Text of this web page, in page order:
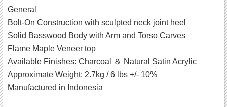
General
Bolt-On Construction with sculpted neck joint heel
Solid Basswood Body with Arm and Torso Carves
Flame Maple Veneer top
Available Finishes: Charcoal ＆ Natural Satin Acrylic
Approximate Weight: 2.7kg / 6 lbs +/- 10%
Manufactured in Indonesia